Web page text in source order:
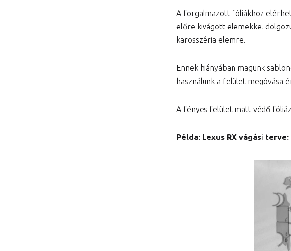
A forgalmazott fóliákhoz
előre kivágott elemekkel
karosszéria elemre.
Ennek hiányában magunk
használunk a felület megóvása
A fényes felület matt védő
Példa: Lexus RX vágási terve: